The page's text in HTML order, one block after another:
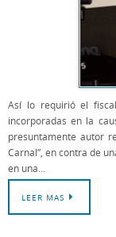
Así lo requirió el
incorporadas en la
presuntamente autor
Carnal”, en contra de
en una…
LEER MAS